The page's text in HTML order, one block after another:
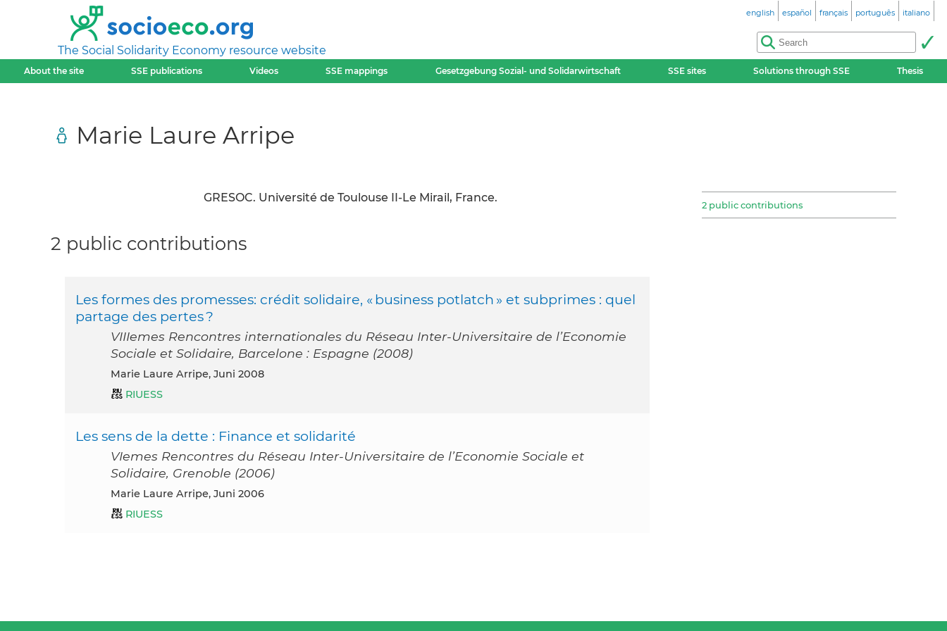
The Social Solidarity Economy resource website
english español français português italiano
About the site SSE publications Videos SSE mappings Gesetzgebung Sozial- und Solidarwirtschaft SSE sites Solutions through SSE Thesis
Marie Laure Arripe
GRESOC. Université de Toulouse II-Le Mirail, France.
2 public contributions
2 public contributions
Les formes des promesses: crédit solidaire, « business potlatch » et subprimes : quel
partage des pertes ?
VIIIemes Rencontres internationales du Réseau Inter-Universitaire de l’Economie
Sociale et Solidaire, Barcelone : Espagne (2008)
Marie Laure Arripe, Juni 2008
RIUESS
Les sens de la dette : Finance et solidarité
VIemes Rencontres du Réseau Inter-Universitaire de l’Economie Sociale et
Solidaire, Grenoble (2006)
Marie Laure Arripe, Juni 2006
RIUESS